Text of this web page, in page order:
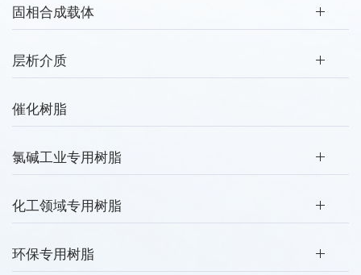
固相合成载体
层析介质
催化树脂
氯碱工业专用树脂
化工领域专用树脂
环保专用树脂